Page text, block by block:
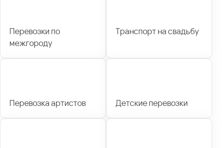
Перевозки по
межгороду
Транспорт на свадьбу
Перевозка артистов Детские перевозки